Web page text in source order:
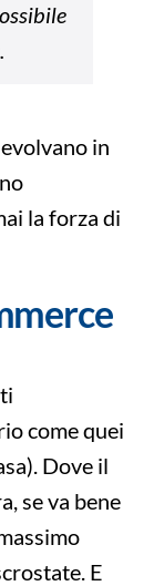
in
la forza di
come quei
Dove il
se va bene
E